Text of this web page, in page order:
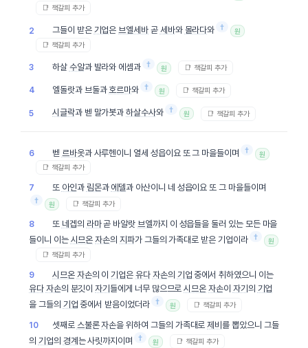
📑 책갈피 추가
2 그들이 받은 기업은브엘세바 곧 세바와 몰라다와 † 원
📑 책갈피 추가
3 하살 수알과 발라와 에셈과 † 원 📑 책갈피 추가
4 엘돌랏과 브둘과호르마와 † 원 📑 책갈피 추가
5 시글락과 벧 말가봇과하살수사와 † 원 📑 책갈피 추가
6 벧 르바옷과 사루헨이니 열세 성읍이요 또 그 마을들이며 † 원
📑 책갈피 추가
7 또 아인과 림몬과 에델과 아산이니 네 성읍이요 또 그 마을들이며
†
원 📑 책갈피 추가
8 또 네겝의 라마곧 바알랏브엘까지 이 성읍들을 둘러 있는 모든 마을
들이니 이는 시므온 자손의 지파가 그들의 가족대로 받은 기업이라 † 원
📑 책갈피 추가
9 시므온 자손의 이기업은유다 자손의 기업 중에서 취하였으니 이는
유다 자손의 분깃이자기들에게 너무 많으므로시므온 자손이 자기의 기업
을 그들의 기업 중에서 받음이었더라 † 원 📑 책갈피 추가
10 셋째로 스불론자손을 위하여 그들의 가족대로제비를 뽑았으니 그들
의 기업의 경계 는 사릿까지이며 † 원 📑 책갈피 추가